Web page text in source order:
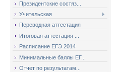
Президентские состяз...
Учительская
Переводная аттестация
Итоговая аттестация ...
Расписание ЕГЭ 2014
Минимальные баллы ЕГ...
Отчет по результатам...